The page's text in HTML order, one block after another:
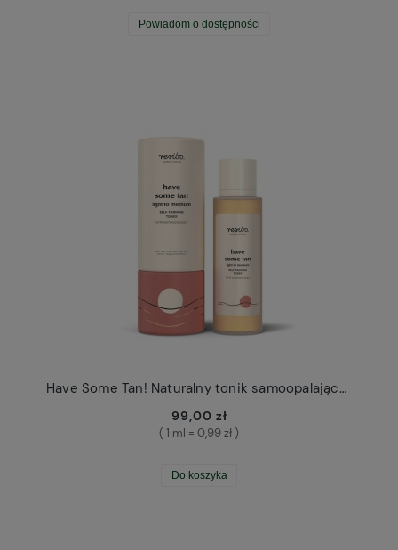
Powiadom o dostępności
Have Some Tan! Naturalny tonik samoopalający Resibo light to medium
99,00 zł
( 1 ml = 0,99 zł )
Do koszyka